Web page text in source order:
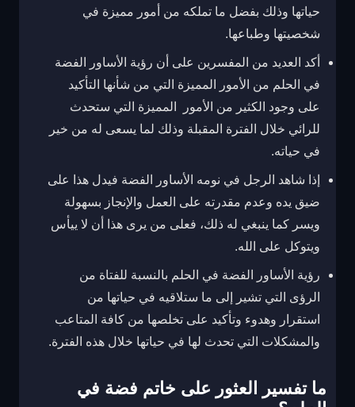
حياتها وذلك بفضل ما تملكه من أمور مميزة في
شخصيتها وطباعها.
أكد العديد من المفسرين على أن رؤية الأساور الفضة
في الحلم من الأمور المميزة التي من شأنها التأكيد
على وجود الكثير من الأمور المميزة التي ستحدث
للرائي خلال الفترة المقبلة وذلك لما يسعى له من خير
في حياته.
إذا شاهد الرجل في نومه الأساور الفضة فيدل هذا على
ضيق يده وعدم مقدرته على العمل والإنجاز بسهولة
ويسر كما ينبغي له ذلك، فعلى من يرى هذا أن لا ييأس
ويتوكل على الله.
رؤية الأساور الفضة في الحلم بالنسبة للفتاة من
الرؤى التي تشير إلى ما ستلاقيه في حياتها من
استقرار وهدوء وتأكيد على تخلصها من كافة المتاعب
والمشكلات التي تحدث لها في حياتها خلال هذه الفترة.
ما تفسير العثور على خاتم فضة في